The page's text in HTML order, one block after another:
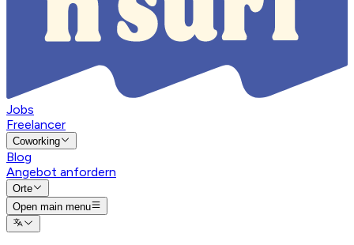
Jobs
Freelancer
Coworking
Blog
Angebot anfordern
Orte
Open main menu